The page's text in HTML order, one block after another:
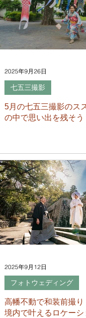
5月の七五三撮影のス
の中で思い出を残そう
七五三撮影
2025年9月26日
高幡不動で和装前撮り
境内で叶えるロケーシ
フォトウェディング
2025年9月12日